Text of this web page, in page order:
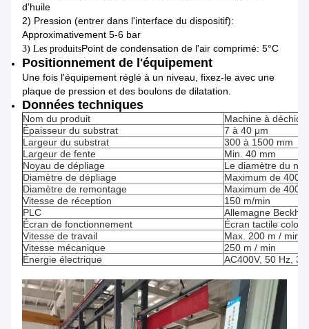
d'huile
2) Pression (entrer dans l'interface du dispositif):
Approximativement 5-6 bar
3) Les produitsPoint de condensation de l'air comprimé: 5°C
Positionnement de l'équipement
Une fois l'équipement réglé à un niveau, fixez-le avec une
plaque de pression et des boulons de dilatation.
Données techniques
Nom du produit
Machine à
Épaisseur du substrat
7 à 40 μm
Largeur du substrat
300 à 1500 mm
Largeur de fente
Min. 40 mm
Noyau de dépliage
Le diamètre du
Diamètre de dépliage
Maximum de 400
Diamètre de remontage
Maximum de 400
Vitesse de réception
150 m/min
PLC
Allemagne
Écran de fonctionnement
Écran tactile coloré
Vitesse de travail
Max. 200 m / min.
Vitesse mécanique
250 m / min
Énergie électrique
AC400V, 50 Hz, 3P